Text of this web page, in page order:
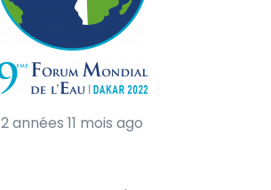
2 années 11 mois ago